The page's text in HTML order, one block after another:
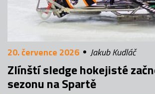
20. července 2026 Jakub Kudláč
Zlínští sledge hokejisté
sezonu na Spartě